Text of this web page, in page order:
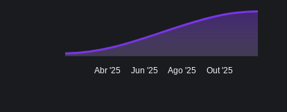
Abr '25 Jun '25 Ago '25 Out '25